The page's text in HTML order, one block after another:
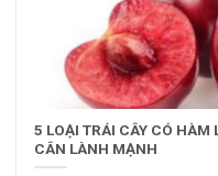
5 LOẠI TRÁI CÂY CÓ
CÂN LÀNH MẠNH